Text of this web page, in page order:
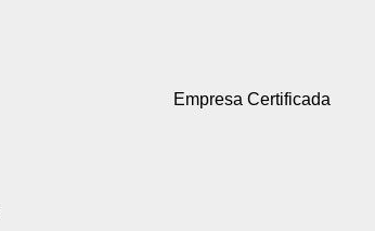
Empresa Certificada